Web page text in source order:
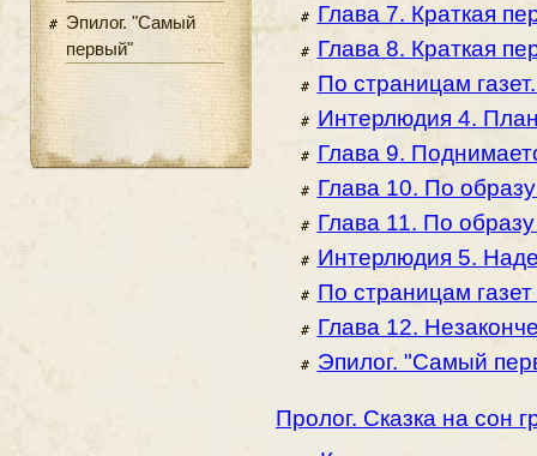
Эпилог. "Самый
первый"
Глава 7. Краткая
Глава 8. Краткая
По страницам
Интерлюдия 4.
Глава 9.
Глава 10. По
Глава 11. По
Интерлюдия 5.
По страницам
Глава 12.
Эпилог. "Самый
Пролог. Сказка на сон